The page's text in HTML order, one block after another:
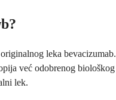
leka bevacizumab.
već odobrenog biološkog
lek.